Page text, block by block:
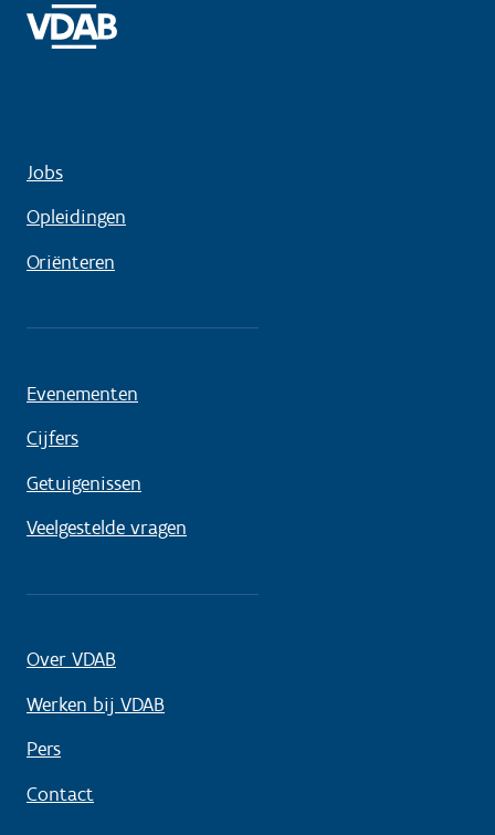
Jobs
Opleidingen
Oriënteren
Evenementen
Cijfers
Getuigenissen
Veelgestelde vragen
Over VDAB
Werken bij VDAB
Pers
Contact